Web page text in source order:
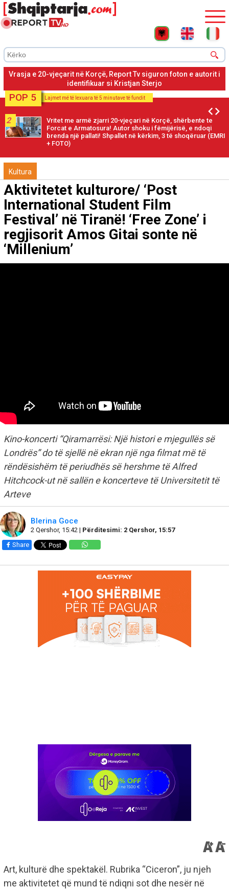
Vrasja e 20-vjeçarit në Korçë, Report Tv siguron foton e autorit i
identifikuar si Kristjan Sterjo
POP 5 Lajmet më të lexuara të 5 minutave të fundit
2
Vritet me armë zjarri 20-vjeçari në Korçë, shërbente te
Forcat e Armatosura! Autor shoku i fëmijërisë, e ndoqi
brenda një pallati! Shpallet në kërkim, 3 të shoqëruar (EMRI
+ FOTO)
Kultura
Aktivitetet kulturore/ ‘Post
International Student Film
Festival’ në Tiranë! ‘Free Zone’ i
regjisorit Amos Gitai sonte në
‘Millenium’
Kino-koncerti “Qiramarrësi: Një histori e mjegullës së
Londrës” do të sjellë në ekran një nga filmat më të
rëndësishëm të periudhës së hershme të Alfred
Hitchcock-ut në sallën e koncerteve të Universitetit të
Arteve
Blerina Goce
2 Qershor, 15:42 | Përditesimi: 2 Qershor, 15:57
Share
Art, kulturë dhe spektakël. Rubrika “Ciceron”, ju njeh
me aktivitetet që mund të ndiqni sot dhe nesër në